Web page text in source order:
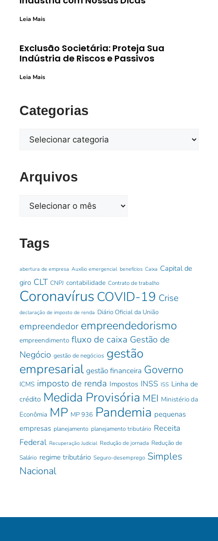
Leia Mais
Exclusão Societária: Proteja Sua
Indústria de Riscos e Passivos
Leia Mais
Categorias
Arquivos
Tags
abertura de empresa Auxílio emergencial benefícios Caixa Capital de
giro CLT CNPJ contabilidade Contrato de trabalho
Coronavírus COVID-19 Crise
declaração de imposto de renda Diário Oficial da União
empreendedor empreendedorismo
empreendimento fluxo de caixa Gestão de
Negócio gestão de negócios gestão
empresarial gestão financeira Governo
ICMS imposto de renda Impostos INSS ISS Linha de
crédito Medida Provisória MEI Ministério da
Econômia MP MP 936 Pandemia pequenas
empresas planejamento planejamento tributário Receita
Federal Recuperação Judicial Redução de jornada Redução de
Salário regime tributário Seguro-desemprego Simples
Nacional